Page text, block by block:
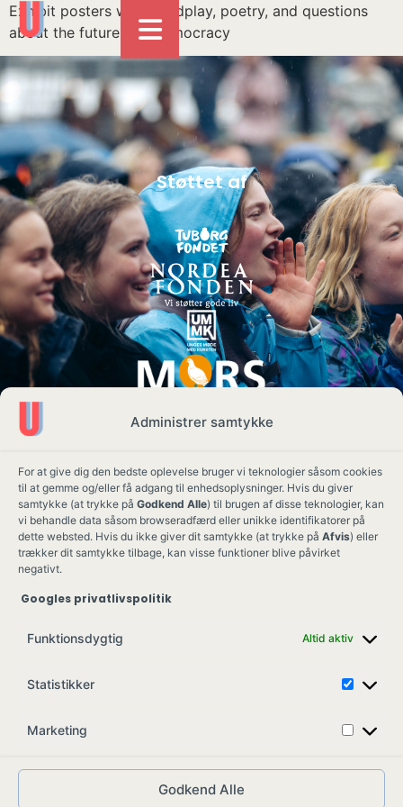
Administrer samtykke
For at give dig den bedste oplevelse bruger vi teknologier såsom cookies
til at gemme og/eller få adgang til enhedsoplysninger. Hvis du giver
samtykke (at trykke på Godkend Alle) til brugen af disse teknologier, kan
vi behandle data såsom browseradfærd eller unikke identifikatorer på
dette websted. Hvis du ikke giver dit samtykke (at trykke på Afvis) eller
trækker dit samtykke tilbage, kan visse funktioner blive påvirket
negativt.
Googles privatlivspolitik
Funktionsdygtig Altid aktiv
Statistikker
Marketing
Godkend Alle
Exhibit posters with wordplay, poetry, and questions
about the future and democracy
Støttet af
Ung Kult
Skovgade 17,
CVR: 41008547